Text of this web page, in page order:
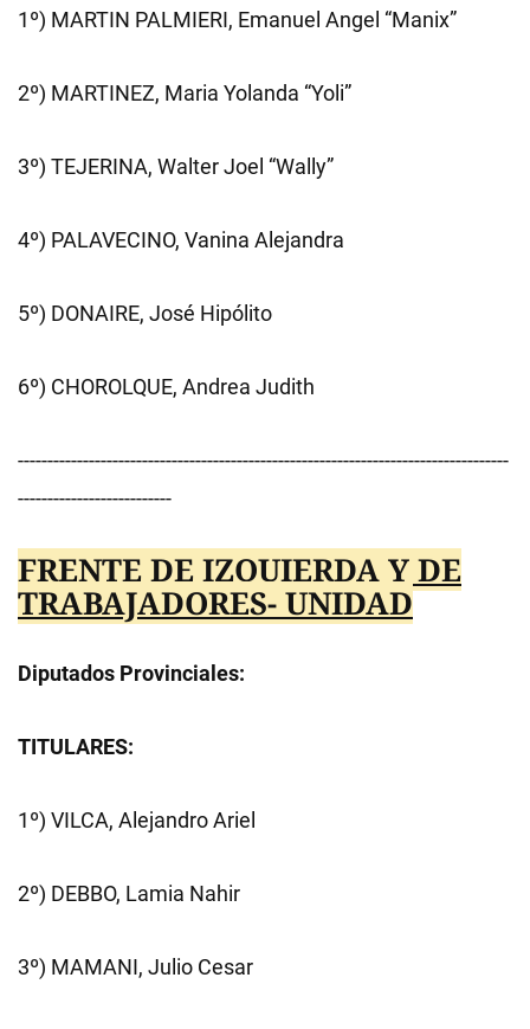
1º) MARTIN PALMIERI, Emanuel Angel “Manix”
2º) MARTINEZ, Maria Yolanda “Yoli”
3º) TEJERINA, Walter Joel “Wally”
4º) PALAVECINO, Vanina Alejandra
5º) DONAIRE, José Hipólito
6º) CHOROLQUE, Andrea Judith
-----------------------------------------------------------------------------------
--------------------------
FRENTE DE IZQUIERDA Y DE
TRABAJADORES- UNIDAD
Diputados Provinciales:
TITULARES:
1º) VILCA, Alejandro Ariel
2º) DEBBO, Lamia Nahir
3º) MAMANI, Julio Cesar